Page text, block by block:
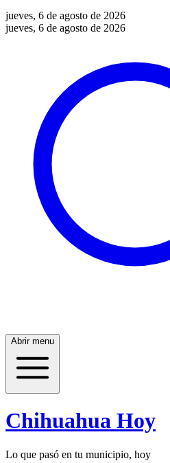
jueves, 6 de agosto de 2026
jueves, 6 de agosto de 2026
Abrir menu
Chihuahua Hoy
Lo que pasó en tu municipio, hoy